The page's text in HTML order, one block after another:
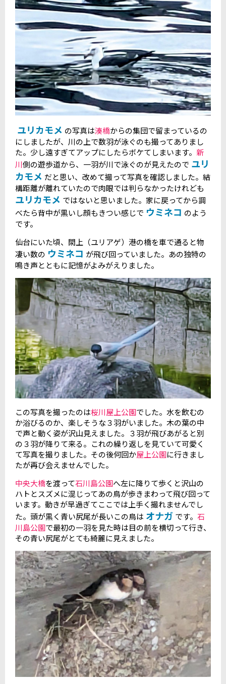
ユリカモメ の写真は湊橋からの集団で留まっているの
にしましたが、川の上で数羽が泳ぐのも撮ってありまし
た。少し遠すぎてアップにしたらボケてしまいます。 新
川側の遊歩道から、一羽が川で泳ぐのが見えたので ユリ
カモメ だと思い、改めて撮って写真を確認しました。結
構距離が離れていたので肉眼では判らなかったけれども
ユリカモメ ではないと思いました。家に戻ってから調
べたら背中が黒いし顔もきつい感じで ウミネコ のよう
です。
仙台にいた頃、閖上（ユリアゲ）港の橋を車で通ると物
凄い数の ウミネコ が飛び回っていました。あの独特の
鳴き声とともに記憶がよみがえりました。
この写真を撮ったのは桜川屋上公園でした。水を飲むの
か浴びるのか、楽しそうな３羽がいました。木の葉の中
で声と動く姿が沢山見えました。３羽が飛びあがると別
の３羽が降りて来る。これの繰り返しを見ていて可愛く
て写真を撮りました。その後何回か屋上公園に行きまし
たが再び会えませんでした。
中央大橋を渡って石川島公園へ左に降りて歩くと沢山の
ハトとスズメに混じってあの鳥が歩きまわって飛び回って
います。動きが早過ぎてここでは上手く撮れませんでし
た。頭が黒く青い尻尾が長いこの鳥は オナガ です。 石
川島公園で最初の一羽を見た時は目の前を横切って行き、
その青い尻尾がとても綺麗に見えました。